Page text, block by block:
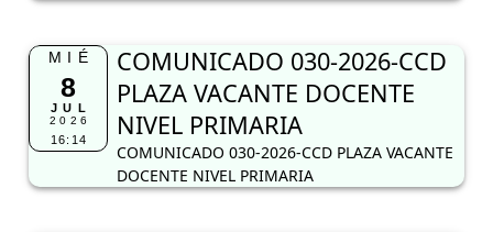
MIÉ
8
JUL
2026
16:14
COMUNICADO 030-2026-CCD
PLAZA VACANTE DOCENTE
NIVEL PRIMARIA
COMUNICADO 030-2026-CCD PLAZA VACANTE
DOCENTE NIVEL PRIMARIA